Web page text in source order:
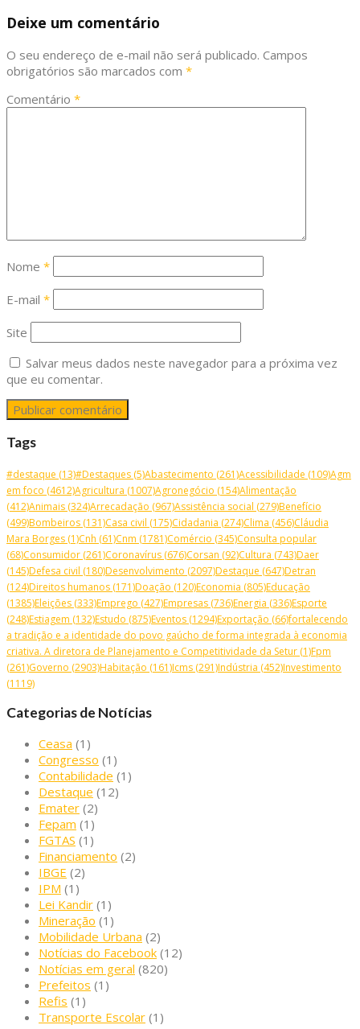
Deixe um comentário
O seu endereço de e-mail não será publicado. Campos
obrigatórios são marcados com *
Comentário *
Nome *
E-mail *
Site
Salvar meus dados neste navegador para a próxima vez
que eu comentar.
Tags
#destaque (13)#Destaques (5)Abastecimento (261)Acessibilidade (109)Agm
em foco (4612)Agricultura (1007)Agronegócio (154)Alimentação
(412)Animais (324)Arrecadação (967)Assistência social (279)Benefício
(499)Bombeiros (131)Casa civil (175)Cidadania (274)Clima (456)Cláudia
Mara Borges (1)Cnh (61)Cnm (1781)Comércio (345)Consulta popular
(68)Consumidor (261)Coronavírus (676)Corsan (92)Cultura (743)Daer
(145)Defesa civil (180)Desenvolvimento (2097)Destaque (647)Detran
(124)Direitos humanos (171)Doação (120)Economia (805)Educação
(1385)Eleições (333)Emprego (427)Empresas (736)Energia (336)Esporte
(248)Estiagem (132)Estudo (875)Eventos (1294)Exportação (66)fortalecendo
a tradição e a identidade do povo gaúcho de forma integrada à economia
criativa. A diretora de Planejamento e Competitividade da Setur (1)Fpm
(261)Governo (2903)Habitação (161)Icms (291)Indústria (452)Investimento
(1119)
Categorias de Notícias
Ceasa (1)
Congresso (1)
Contabilidade (1)
Destaque (12)
Emater (2)
Fepam (1)
FGTAS (1)
Financiamento (2)
IBGE (2)
IPM (1)
Lei Kandir (1)
Mineração (1)
Mobilidade Urbana (2)
Notícias do Facebook (12)
Notícias em geral (820)
Prefeitos (1)
Refis (1)
Transporte Escolar (1)